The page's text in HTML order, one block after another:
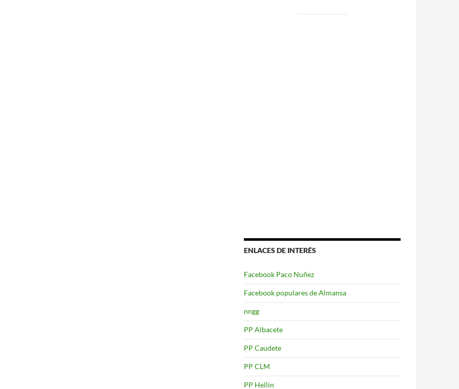
ENLACES DE INTERÉS
Facebook Paco Nuñez
Facebook populares de Almansa
nngg
PP Albacete
PP Caudete
PP CLM
PP Hellin